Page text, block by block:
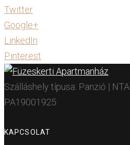
Twitter
Google+
LinkedIn
Pinterest
Szálláshely típusa: Panzió |
PA19001925
KAPCSOLAT